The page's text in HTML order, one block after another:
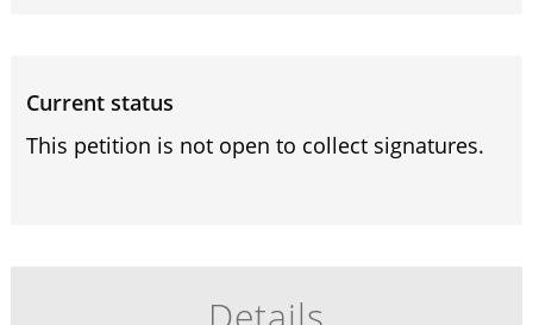
Current status
This petition is not open to collect signatures.